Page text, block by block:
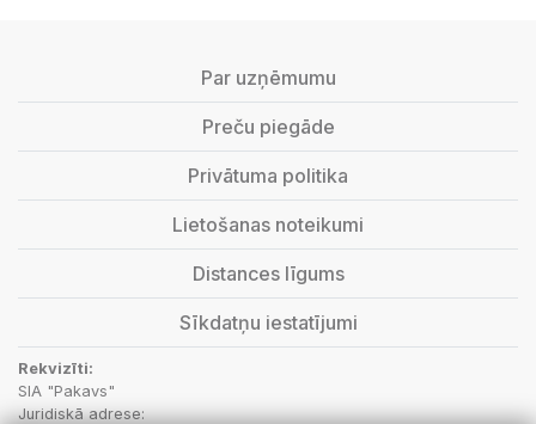
Par uzņēmumu
Preču piegāde
Privātuma politika
Lietošanas noteikumi
Distances līgums
Sīkdatņu iestatījumi
Rekvizīti:
SIA "Pakavs"
Juridiskā adrese: